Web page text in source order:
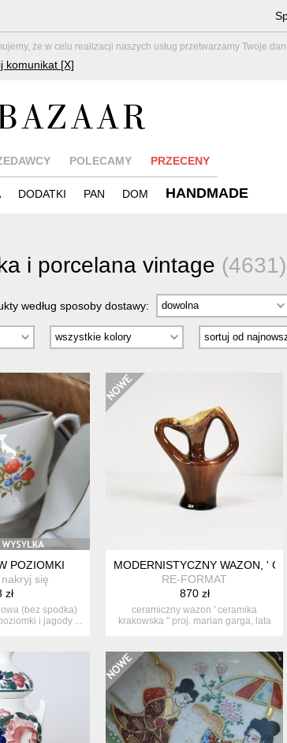
że w celu realizacji naszych usług przetwarzamy Twoje
komunikat [X]
POLECAMY PRZECENY
DODATKI PAN DOM HANDMADE
i porcelana vintage (4631)
według sposoby dostawy:
20 CM | RETRO PRL COTTAGE
POZIOMKI
się
zł
(bez spodka)
i jagody ...
MODERNISTYCZNY WAZON, '
RE-FORMAT
870 zł
ceramiczny wazon ' ceramika
krakowska " proj. marian garga, lata